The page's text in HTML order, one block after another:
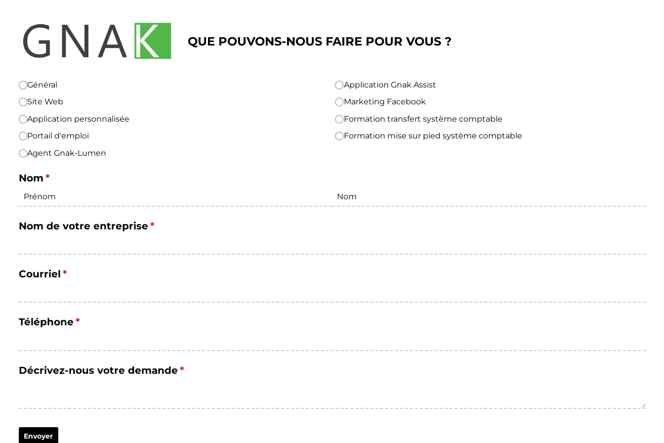
QUE POUVONS-NOUS FAIRE POUR VOUS ?
Choix de la demande
Général
Site Web
Application personnalisée
Portail d'emploi
Agent Gnak-Lumen
Application Gnak Assist
Marketing Facebook
Formation transfert système comptable
Formation mise sur pied système comptable
Nom *
(requis)
Nom de votre entreprise *
(requis)
Courriel *
(requis)
Téléphone *
(requis)
Décrivez-nous votre demande *
(requis)
Envoyer